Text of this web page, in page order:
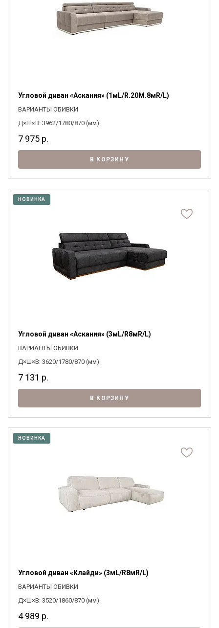
Угловой диван «Аскания» (1мL/R.20M.8мR/L)
ВАРИАНТЫ ОБИВКИ
Д×Ш×В: 3962/1780/870 (мм)
7 975 р.
В КОРЗИНУ
НОВИНКА
Угловой диван «Аскания» (3мL/R8мR/L)
ВАРИАНТЫ ОБИВКИ
Д×Ш×В: 3620/1780/870 (мм)
7 131 р.
В КОРЗИНУ
НОВИНКА
Угловой диван «Клайди» (3мL/R8мR/L)
ВАРИАНТЫ ОБИВКИ
Д×Ш×В: 3520/1860/870 (мм)
4 989 р.